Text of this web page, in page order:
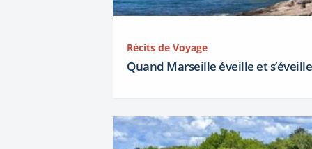
Récits de Voyage
Quand Marseille éveille et s’éveille